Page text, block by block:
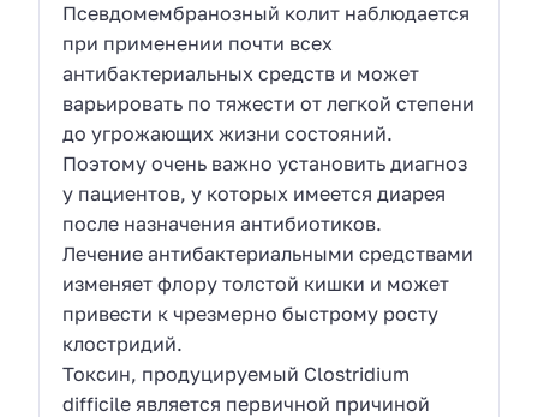
Псевдомембранозный колит наблюдается
при применении почти всех
антибактериальных средств и может
варьировать по тяжести от легкой степени
до угрожающих жизни состояний.
Поэтому очень важно установить диагноз
у пациентов, у которых имеется диарея
после назначения антибиотиков.
Лечение антибактериальными средствами
изменяет флору толстой кишки и может
привести к чрезмерно быстрому росту
клостридий.
Токсин, продуцируемый Clostridium
difficile является первичной причиной